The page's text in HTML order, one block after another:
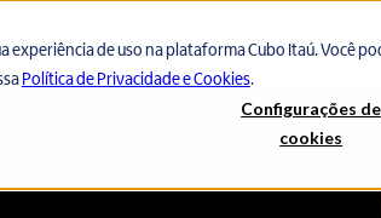
experiência de uso na plataforma Cubo Itaú. Você
Política de Privacidade e Cookies.
Configurações de
cookies
Startups Corporates